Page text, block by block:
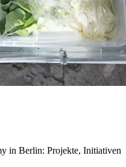
in Berlin: Projekte, Initiativen